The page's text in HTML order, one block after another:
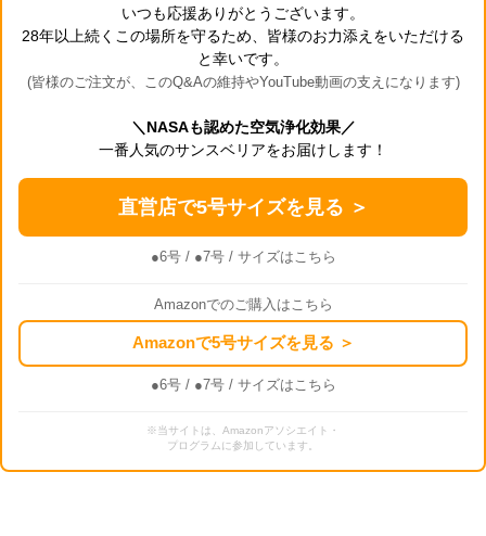
いつも応援ありがとうございます。
28年以上続くこの場所を守るため、皆様のお力添えをいただける
と幸いです。
(皆様のご注文が、このQ&Aの維持やYouTube動画の支えになります)
＼NASAも認めた空気浄化効果／
一番人気のサンスベリアをお届けします！
直営店で5号サイズを見る ＞
●6号/ ●7号/ サイズはこちら
Amazonでのご購入はこちら
Amazonで5号サイズを見る ＞
●6号/ ●7号/ サイズはこちら
※当サイトは、Amazonアソシエイト・
プログラムに参加しています。